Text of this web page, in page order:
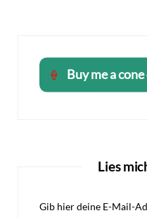
Lies
Gib hier deine E-Mail-